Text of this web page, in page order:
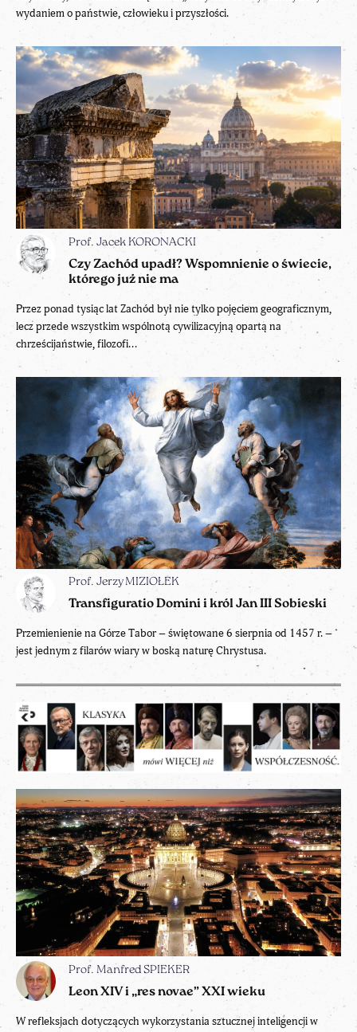
wydaniem o państwie, człowieku i przyszłości.
Prof. Jacek KORONACKI
Czy Zachód upadł? Wspomnienie o świecie,
którego już nie ma
Przez ponad tysiąc lat Zachód był nie tylko pojęciem geograficznym,
lecz przede wszystkim wspólnotą cywilizacyjną opartą na
chrześcijaństwie, filozofi...
Prof. Jerzy MIZIOŁEK
Transfiguratio Domini i król Jan III Sobieski
Przemienienie na Górze Tabor – świętowane 6 sierpnia od 1457 r. –
jest jednym z filarów wiary w boską naturę Chrystusa.
Prof. Manfred SPIEKER
Leon XIV i „res novae” XXI wieku
W refleksjach dotyczących wykorzystania sztucznej inteligencji w